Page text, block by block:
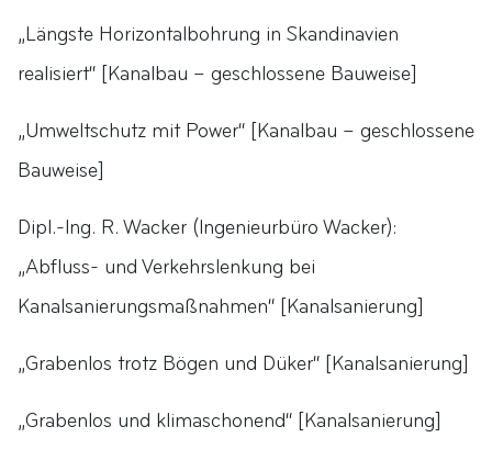
„Längste Horizontalbohrung in Skandinavien
realisiert“ [Kanalbau – geschlossene Bauweise]
„Umweltschutz mit Power“ [Kanalbau – geschlossene
Bauweise]
Dipl.-lng. R. Wacker (lngenieurbüro Wacker):
„Abfluss- und Verkehrslenkung bei
Kanalsanierungsmaßnahmen“ [Kanalsanierung]
„Grabenlos trotz Bögen und Düker“ [Kanalsanierung]
„Grabenlos und klimaschonend“ [Kanalsanierung]